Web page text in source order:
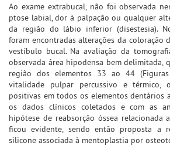
Ao exame extrabucal, não foi observada
ptose labial, dor à palpação ou qualquer
da região do lábio inferior (disestesia).
foram encontradas alterações da coloração
vestíbulo bucal. Na avaliação da
observada área hipodensa bem delimitada,
região dos elementos 33 ao 44
vitalidade pulpar percussivo e térmico,
positivas em todos os elementos dentários
os dados clínicos coletados e com as
hipótese de reabsorção óssea relacionada
ficou evidente, sendo então proposta a
silicone associada à mentoplastia por